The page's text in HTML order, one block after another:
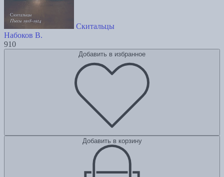
Скитальцы
Набоков В.
910
Добавить в избранное
Добавить в корзину